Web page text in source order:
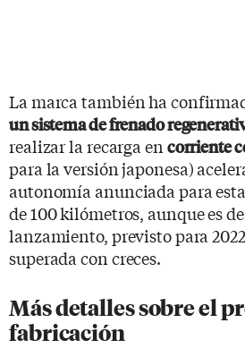
La marca también ha
un sistema de frenado
realizar la recarga en corriente
para la versión japonesa)
autonomía anunciada para
de 100 kilómetros, aunque es
lanzamiento, previsto para
superada con creces.
Más detalles sobre el
fabricación